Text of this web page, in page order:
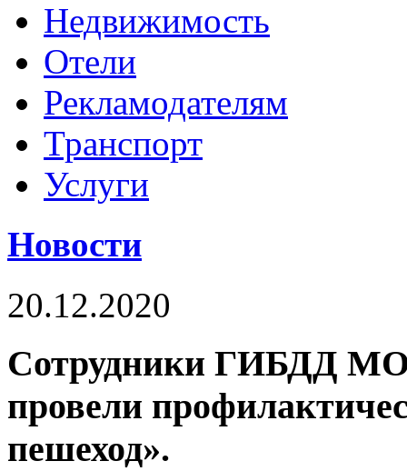
Недвижимость
Отели
Рекламодателям
Транспорт
Услуги
Новости
20.12.2020
Сотрудники ГИБДД
провели
пешеход».